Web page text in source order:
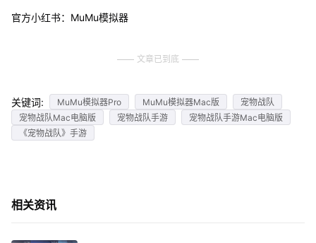
官方小红书：MuMu模拟器
文章已到底
关键词: MuMu模拟器Pro MuMu模拟器Mac版
宠物战队
宠物战队Mac电脑版
宠物战队手游
宠物战队手游Mac电脑版
《宠物战队》手游
相关资讯